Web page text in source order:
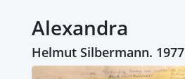
Alexandra
Helmut Silbermann. 1977